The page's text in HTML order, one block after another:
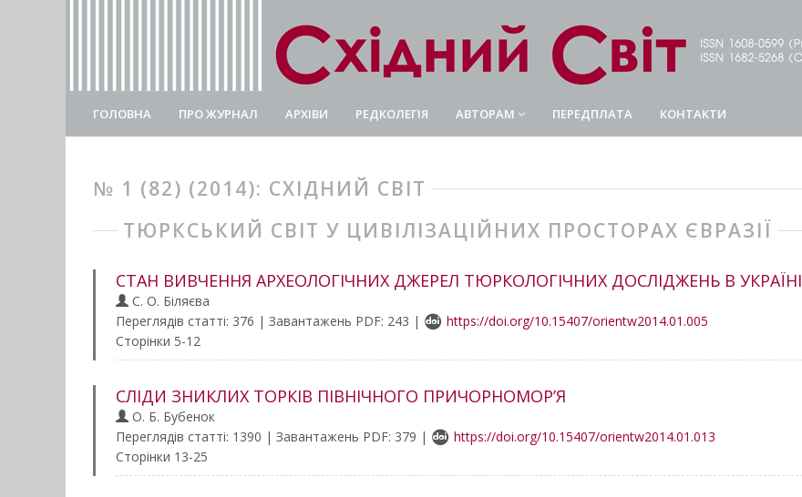
ГОЛОВНА ПРО ЖУРНАЛ АРХІВИ РЕДКОЛЕГІЯ АВТОРАМ ПЕРЕДПЛАТА КОНТАКТИ
№ 1 (82) (2014): СХІДНИЙ СВІТ
ТЮРКСЬКИЙ СВІТ У ЦИВІЛІЗАЦІЙНИХ ПРОСТОРАХ ЄВРАЗІЇ
СТАН ВИВЧЕННЯ АРХЕОЛОГІЧНИХ ДЖЕРЕЛ ТЮРКОЛОГІЧНИХ ДОСЛІДЖЕНЬ В УКРАЇНІ
С. О. Біляєва
Переглядів статті: 376 | Завантажень PDF: 243 |
https://doi.org/10.15407/orientw2014.01.005
Сторінки 5-12
СЛІДИ ЗНИКЛИХ ТОРКІВ ПІВНІЧНОГО ПРИЧОРНОМОР’Я
О. Б. Бубенок
Переглядів статті: 1390 | Завантажень PDF: 379 |
https://doi.org/10.15407/orientw2014.01.013
Сторінки 13-25